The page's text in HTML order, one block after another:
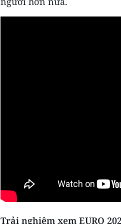
Trải nghiệm xem EURO